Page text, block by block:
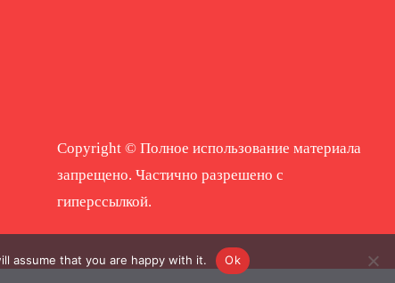
Copyright © Полное использование материала
запрещено. Частично разрешено с
гиперссылкой.
assume that you are happy with it. Ok